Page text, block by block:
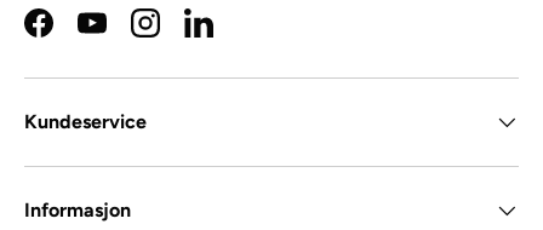
FacebookYouTubeInstagramLinkedIn
Kundeservice
Informasjon